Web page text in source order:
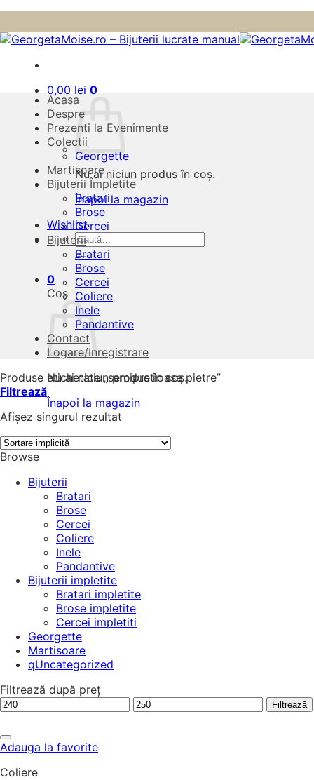
to
content
0,00 lei 0
Nu ai niciun produs în coș.
Înapoi la magazin
Wishlist
Caută
după:
0
Coș
Nu ai niciun produs în coș.
Înapoi la magazin
Acasa
Despre
Prezenti la Evenimente
Colectii
Georgette
Martisoare
Bijuterii Împletite
Bratari
Brose
Cercei
Bijuterii
Bratari
Brose
Cercei
Coliere
Inele
Pandantive
Contact
Logare/Inregistrare
Produse etichetate „semipretioase pietre”
Filtrează
Afișez singurul rezultat
Browse
Bijuterii
Bratari
Brose
Cercei
Coliere
Inele
Pandantive
Bijuterii impletite
Bratari impletite
Brose impletite
Cercei impletiti
Georgette
Martisoare
qUncategorized
Filtrează după preț
Preț
Preț
Filtrează
Adauga la favorite
Coliere